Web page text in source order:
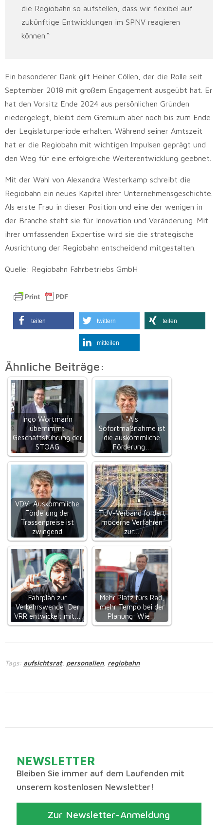
die Regiobahn so aufstellen, dass wir flexibel auf
zukünftige Entwicklungen im SPNV reagieren
können.“
Ein besonderer Dank gilt Heiner Cöllen, der die Rolle seit
September 2018 mit großem Engagement ausgeübt hat. Er
hat den Vorsitz Ende 2024 aus persönlichen Gründen
niedergelegt, bleibt dem Gremium aber noch bis zum Ende
der Legislaturperiode erhalten. Während seiner Amtszeit
hat er die Regiobahn mit wichtigen Impulsen geprägt und
den Weg für eine erfolgreiche Weiterentwicklung geebnet.
Mit der Wahl von Alexandra Westerkamp schreibt die
Regiobahn ein neues Kapitel ihrer Unternehmensgeschichte.
Als erste Frau in dieser Position und eine der wenigen in
der Branche steht sie für Innovation und Veränderung. Mit
ihrer umfassenden Expertise wird sie die strategische
Ausrichtung der Regiobahn entscheidend mitgestalten.
Quelle: Regiobahn Fahrbetriebs GmbH
teilen twittern teilen
mitteilen
Ähnliche Beiträge:
Ingo Wortmann
übernimmt
Geschäftsführung der
STOAG
"Als
Sofortmaßnahme ist
die auskömmliche
Förderung…
VDV: Auskömmliche
Förderung der
Trassenpreise ist
zwingend
TÜV-Verband fordert
moderne Verfahren
zur…
Fahrplan zur
Verkehrswende: Der
VRR entwickelt mit…
Mehr Platz fürs Rad,
mehr Tempo bei der
Planung: Wie…
Tags: aufsichtsrat, personalien, regiobahn
NEWSLETTER
Bleiben Sie immer auf dem Laufenden mit
unserem kostenlosen Newsletter!
Zur Newsletter-Anmeldung